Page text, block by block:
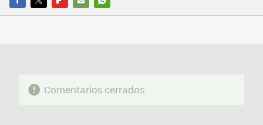
FACEBOOK
TWITTERFLIPBOARD
E-
WHATSAPP
Comentarios cerrados